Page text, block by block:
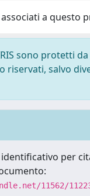
a questo
sono protetti
riservati, salvo
per
11562/